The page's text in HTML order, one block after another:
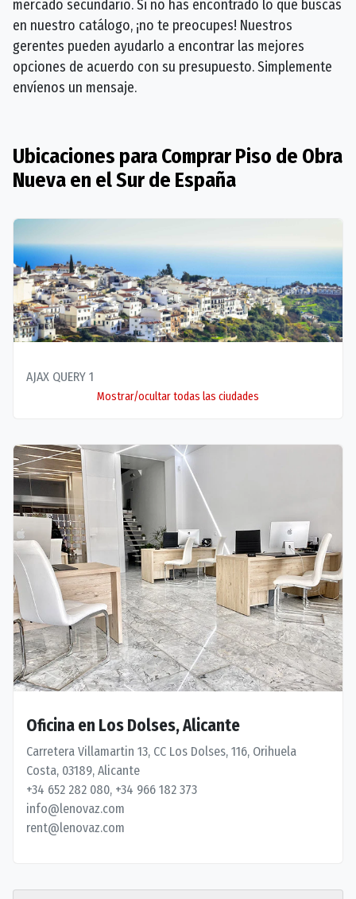
mercado secundario. Si no has encontrado lo que buscas
en nuestro catálogo, ¡no te preocupes! Nuestros
gerentes pueden ayudarlo a encontrar las mejores
opciones de acuerdo con su presupuesto. Simplemente
envíenos un mensaje.
Ubicaciones para Comprar Piso de Obra
Nueva en el Sur de España
AJAX QUERY 1
Mostrar/ocultar todas las ciudades
Oficina en Los Dolses, Alicante
Carretera Villamartin 13, CC Los Dolses, 116, Orihuela
Costa, 03189, Alicante
+34 652 282 080, +34 966 182 373
info@lenovaz.com
rent@lenovaz.com